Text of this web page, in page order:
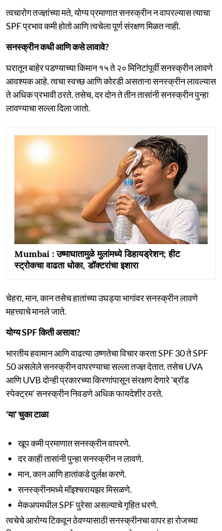
त्वचारोग तज्ज्ञांच्या मते, योग्य प्रमाणात सनस्क्रीन न वापरल्यास त्याचा
SPF प्रभाव कमी होतो आणि त्वचेला पूर्ण संरक्षण मिळत नाही.
सनस्क्रीन कधी आणि कसे लावावे?
घरातून बाहेर पडण्याच्या किमान १५ ते २० मिनिटांपूर्वी सनस्क्रीन लावणे
आवश्यक आहे. त्वचा स्वच्छ आणि कोरडी असताना सनस्क्रीन लावल्यास
ते अधिक प्रभावी ठरते. तसेच, दर दोन ते तीन तासांनी सनस्क्रीन पुन्हा
लावण्याचा सल्ला दिला जातो.
Mumbai : उष्माघातामुळे मुलांमध्ये डिहायड्रेशन; हीट
स्ट्रोकचा वाढता धोका, डॉक्टरांचा इशारा
चेहरा, मान, कान तसेच हातांच्या उघड्या भागांवर सनस्क्रीन लावणे
महत्त्वाचे मानले जाते.
योग्य SPF किती असावा?
भारतीय हवामान आणि वाढत्या उष्णतेचा विचार करता SPF 30 ते SPF
50 असलेले सनस्क्रीन वापरण्याचा सल्ला तज्ज्ञ देतात. तसेच UVA
आणि UVB दोन्ही प्रकारच्या किरणांपासून संरक्षण देणारे 'ब्रॉड
स्पेक्ट्रम' सनस्क्रीन निवडणे अधिक फायदेशीर ठरते.
'या' चुका टाळा
खूप कमी प्रमाणात सनस्क्रीन वापरणे.
दर काही तासांनी पुन्हा सनस्क्रीन न लावणे.
मान, कान आणि हातांकडे दुर्लक्ष करणे.
सनस्क्रीनमध्ये मॉइश्चरायझर मिसळणे.
मेकअपमधील SPF पुरेसा असल्याचे गृहित धरणे.
त्वचेचे आरोग्य टिकवून ठेवण्यासाठी सनस्क्रीनचा वापर हा रोजच्या